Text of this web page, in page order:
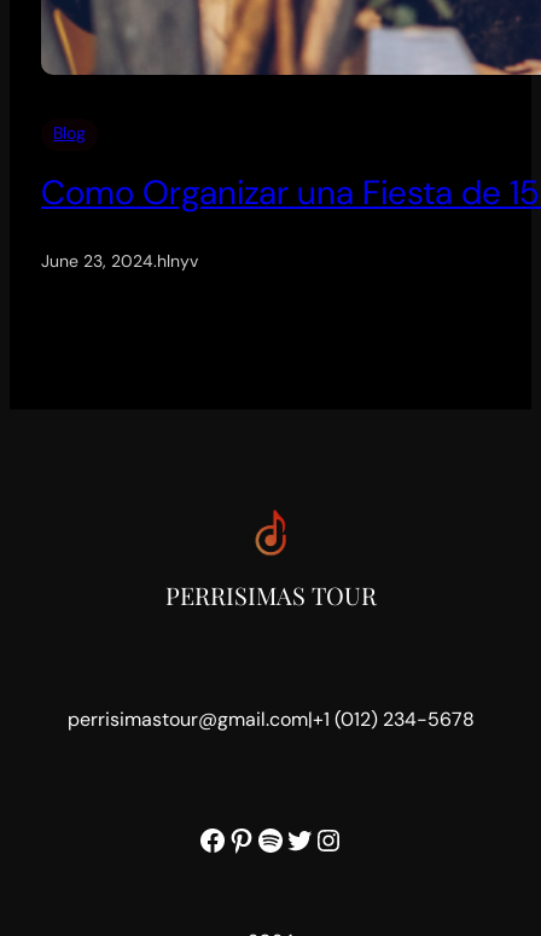
Blog
Como Organizar una Fiesta de
June 23, 2024.hlnyv
PERRISIMAS TOUR
perrisimastour@gmail.com|+1 (012) 234-5678
Facebook
Pinterest
Spotify
Twitter
Instagram